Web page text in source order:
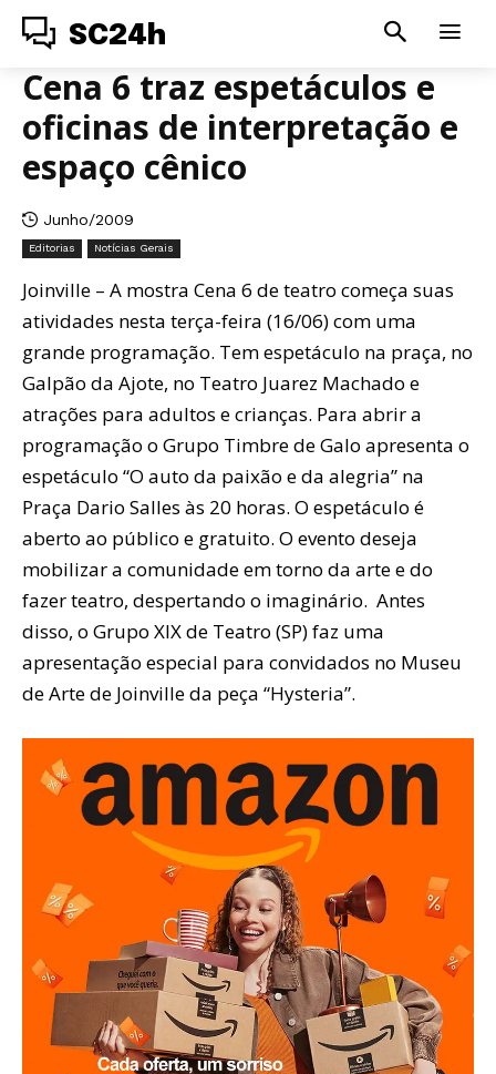
SC24h
Cena 6 traz espetáculos e
oficinas de interpretação e
espaço cênico
Junho/2009
Editorias Notícias Gerais
Joinville – A mostra Cena 6 de teatro começa suas
atividades nesta terça-feira (16/06) com uma
grande programação. Tem espetáculo na praça, no
Galpão da Ajote, no Teatro Juarez Machado e
atrações para adultos e crianças. Para abrir a
programação o Grupo Timbre de Galo apresenta o
espetáculo “O auto da paixão e da alegria” na
Praça Dario Salles às 20 horas. O espetáculo é
aberto ao público e gratuito. O evento deseja
mobilizar a comunidade em torno da arte e do
fazer teatro, despertando o imaginário. Antes
disso, o Grupo XIX de Teatro (SP) faz uma
apresentação especial para convidados no Museu
de Arte de Joinville da peça “Hysteria”.